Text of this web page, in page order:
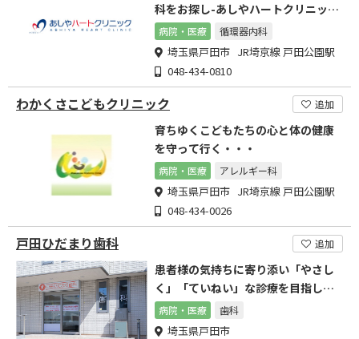
科をお探し-あしやハートクリニッ
ク-
病院・医療 循環器内科
埼玉県戸田市 JR埼京線 戸田公園駅
048-434-0810
わかくさこどもクリニック 追加
育ちゆくこどもたちの心と体の健康
を守って行く・・・
病院・医療 アレルギー科
埼玉県戸田市 JR埼京線 戸田公園駅
048-434-0026
戸田ひだまり歯科 追加
患者様の気持ちに寄り添い「やさし
く」「ていねい」な診療を目指しま
す病院・医療 歯科
埼玉県戸田市